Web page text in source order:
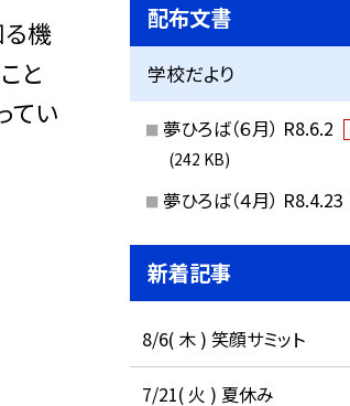
る機
と
てい
配布文書
学校だより
夢ひろば（６月） R8.6.2
(242 KB)
夢ひろば（４月） R8.4.23
新着記事
8/6( 木 ) 笑顔サミット
7/21( 火 ) 夏休み